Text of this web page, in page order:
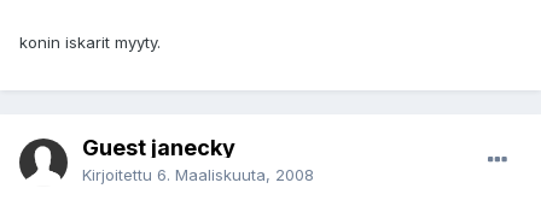
konin iskarit myyty.
Guest janecky
Kirjoitettu 6. Maaliskuuta, 2008